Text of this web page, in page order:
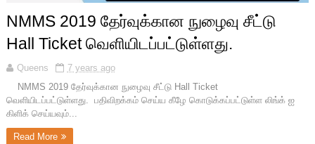
NMMS 2019 தேர்வுக்கான நுழைவு சீட்டு
Hall Ticket வெளியிடப்பட்டுள்ளது.
Queens
7 years ago
NMMS 2019 தேர்வுக்கான நுழைவு சீட்டு Hall Ticket
வெளியிடப்பட்டுள்ளது. பதிவிறக்கம் செய்ய கீழே கொடுக்கப்பட்டுள்ள லிங்க் ஐ
கிளிக் செய்யவும்...
Read More